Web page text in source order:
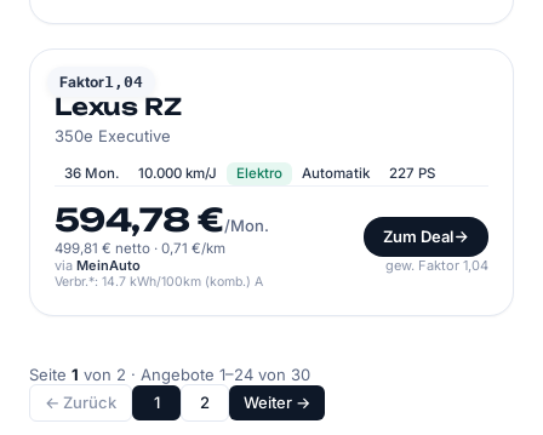
Faktor1,04
LEXUS
Lexus RZ
350e Executive
36 Mon. 10.000 km/J Elektro Automatik 227 PS
594,78 €/Mon.
499,81 € netto · 0,71 €/km
Zum Deal
via MeinAuto gew. Faktor 1,04
Verbr.*: 14.7 kWh/100km (komb.) A
Seite 1 von 2 · Angebote 1–24 von 30
← Zurück
1 2 Weiter →